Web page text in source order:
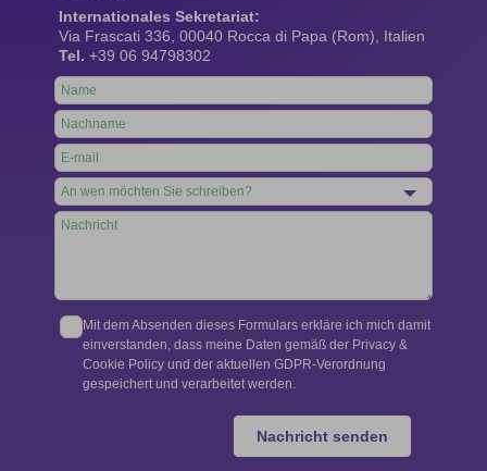
Internationales Sekretariat:
Via Frascati 336, 00040 Rocca di Papa (Rom), Italien
Tel. +39 06 94798302
Leave
this
field
blank
Mit dem Absenden dieses Formulars erkläre ich mich damit
einverstanden, dass meine Daten gemäß der Privacy &
Cookie Policy und der aktuellen GDPR-Verordnung
gespeichert und verarbeitet werden.
Nachricht senden